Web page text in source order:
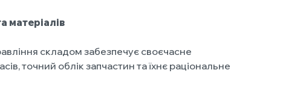
матеріалів
складом забезпечує своєчасне
точний облік запчастин та їхнє раціональне